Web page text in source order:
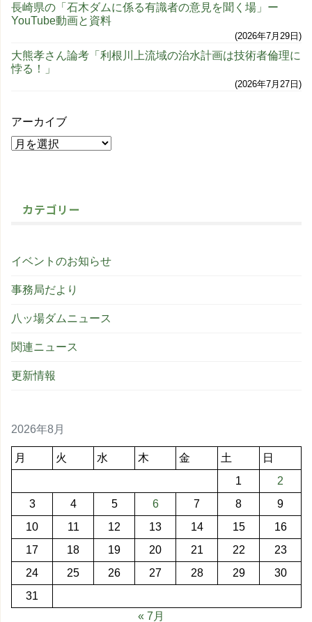
長崎県の「石木ダムに係る有識者の意見を聞く場」ー
YouTube動画と資料
2026年7月29日
大熊孝さん論考「利根川上流域の治水計画は技術者倫理に
悖る！」
2026年7月27日
アーカイブ
カテゴリー
イベントのお知らせ
事務局だより
八ッ場ダムニュース
関連ニュース
更新情報
2026年8月
月 火 水 木 金 土
日
1
2
3
4 5 6 7 8
9
10
11 12 13 14 15
16
17
18 19 20 21 22
23
24
25 26 27 28 29
30
31
« 7月